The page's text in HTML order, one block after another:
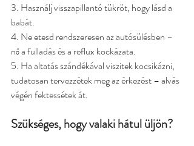
3. Használj visszapillantó tükröt, hogy lásd a
babát.
4. Ne etesd rendszeresen az autósülésben –
nő a fulladás és a reflux kockázata.
5. Ha altatás szándékával viszitek kocsikázni,
tudatosan tervezzétek meg az érkezést – alvás
végén fektessétek át.
Szükséges, hogy valaki hátul üljön?